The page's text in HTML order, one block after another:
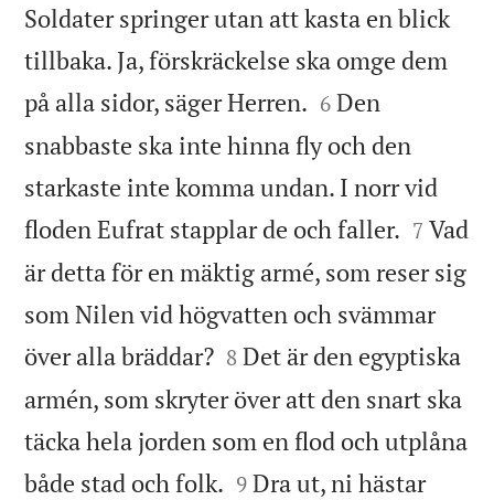
Soldater springer utan att kasta en blick
tillbaka. Ja, förskräckelse ska omge dem
på alla sidor, säger Herren. 

6 Den
snabbaste ska inte hinna fly och den
starkaste inte komma undan. I norr vid
floden Eufrat stapplar de och faller. 

7 Vad
är detta för en mäktig armé, som reser sig
som Nilen vid högvatten och svämmar
över alla bräddar?
8 Det är den egyptiska
armén, som skryter över att den snart ska
täcka hela jorden som en flod och utplåna
både stad och folk. 

9 Dra ut, ni hästar